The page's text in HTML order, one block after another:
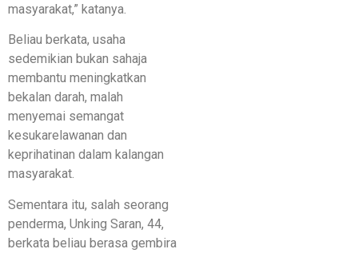
masyarakat,” katanya.
Beliau berkata, usaha
sedemikian bukan sahaja
membantu meningkatkan
bekalan darah, malah
menyemai semangat
kesukarelawanan dan
keprihatinan dalam kalangan
masyarakat.
Sementara itu, salah seorang
penderma, Unking Saran, 44,
berkata beliau berasa gembira